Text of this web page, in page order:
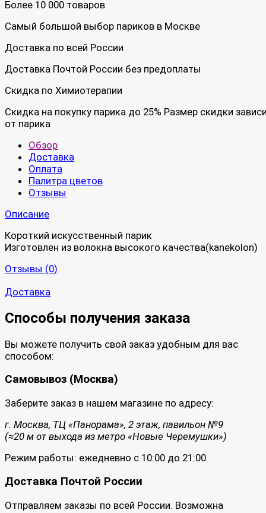
Более 10 000 товаров
Самый большой выбор париков в Москве
Доставка по всей России
Доставка Почтой России без предоплаты
Скидка по Химиотерапии
Скидка на покупку парика до 25% Размер скидки
от парика
Обзор
Доставка
Оплата
Палитра цветов
Отзывы
Описание
Короткий искусственный парик
Изготовлен из волокна высокого качества(kanekolon)
Отзывы (0)
Доставка
Способы получения заказа
Вы можете получить свой заказ удобным для вас
способом:
Самовывоз (Москва)
Заберите заказ в нашем магазине по адресу:
г. Москва, ТЦ «Панорама», 2 этаж, павильон №9
(≈20 м от выхода из метро «Новые Черемушки»)
Режим работы: ежедневно с 10:00 до 21:00.
Доставка Почтой России
Отправляем заказы по всей России. Возможна